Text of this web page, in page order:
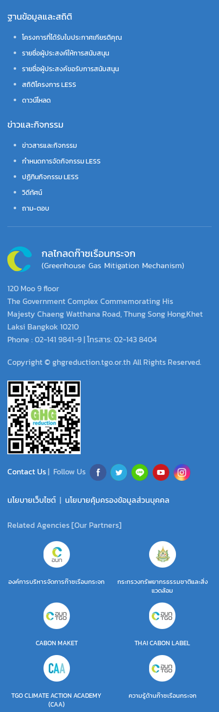
ฐานข้อมูลและสถิติ
โครงการที่ได้รับใบประกาศเกียรติคุณ
รายชื่อผู้ประสงค์ให้การสนับสนุน
รายชื่อผู้ประสงค์ขอรับการสนับสนุน
สถิติโครงการ LESS
ดาวน์โหลด
ข่าวและกิจกรรม
ข่าวสารและกิจกรรม
กำหนดการจัดกิจกรรม LESS
ปฏิทินกิจกรรม LESS
วิดีทัศน์
ถาม-ตอบ
120 Moo 9 floor
The Government Complex Commemorating His
Majesty Chaeng Watthana Road, Thung Song Hong,Khet
Laksi Bangkok 10210
Phone : 02-141 9841-9 | โทรสาร: 02-143 8404
Copyright © ghgreduction.tgo.or.th All Rights Reserved.
Contact Us| Follow Us
นโยบายเว็บไซต์ | นโยบายคุ้มครองข้อมูลส่วนบุคคล
Related Agencies [Our Partners]
องค์การบริหารจัดการก๊าซเรือนกระจก
กระทรวงทรัพยากรธรรมชาติและสิ่ง
แวดล้อม
CABON MAKET THAI CABON LABEL
TGO CLIMATE ACTION ACADEMY
(CAA)
ความรู้ด้านก๊าซเรือนกระจก